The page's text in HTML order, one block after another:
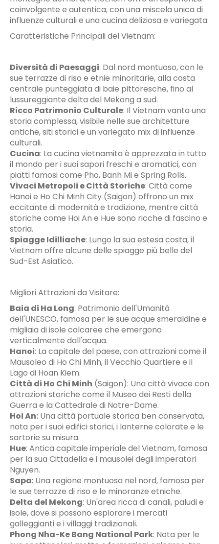
coinvolgente e autentica, con una miscela unica di
influenze culturali e una cucina deliziosa e variegata.
Caratteristiche Principali del Vietnam:
Diversità di Paesaggi: Dal nord montuoso, con le
sue terrazze di riso e etnie minoritarie, alla costa
centrale punteggiata di baie pittoresche, fino al
lussureggiante delta del Mekong a sud.
Ricco Patrimonio Culturale: Il Vietnam vanta una
storia complessa, visibile nelle sue architetture
antiche, siti storici e un variegato mix di influenze
culturali.
Cucina: La cucina vietnamita è apprezzata in tutto
il mondo per i suoi sapori freschi e aromatici, con
piatti famosi come Pho, Banh Mi e Spring Rolls.
Vivaci Metropoli e Città Storiche: Città come
Hanoi e Ho Chi Minh City (Saigon) offrono un mix
eccitante di modernità e tradizione, mentre città
storiche come Hoi An e Hue sono ricche di fascino e
storia.
Spiagge Idilliache: Lungo la sua estesa costa, il
Vietnam offre alcune delle spiagge più belle del
Sud-Est Asiatico.
Migliori Attrazioni da Visitare:
Baia di Ha Long: Patrimonio dell'Umanità
dell'UNESCO, famosa per le sue acque smeraldine e
migliaia di isole calcaree che emergono
verticalmente dall'acqua.
Hanoi: La capitale del paese, con attrazioni come il
Mausoleo di Ho Chi Minh, il Vecchio Quartiere e il
Lago di Hoan Kiem.
Città di Ho Chi Minh (Saigon): Una città vivace con
attrazioni storiche come il Museo dei Resti della
Guerra e la Cattedrale di Notre-Dame.
Hoi An: Una città portuale storica ben conservata,
nota per i suoi edifici storici, i lanterne colorate e le
sartorie su misura.
Hue: Antica capitale imperiale del Vietnam, famosa
per la sua Cittadella e i mausolei degli imperatori
Nguyen.
Sapa: Una regione montuosa nel nord, famosa per
le sue terrazze di riso e le minoranze etniche.
Delta del Mekong: Un'area ricca di canali, paludi e
isole, dove si possono esplorare i mercati
galleggianti e i villaggi tradizionali.
Phong Nha-Ke Bang National Park: Nota per le